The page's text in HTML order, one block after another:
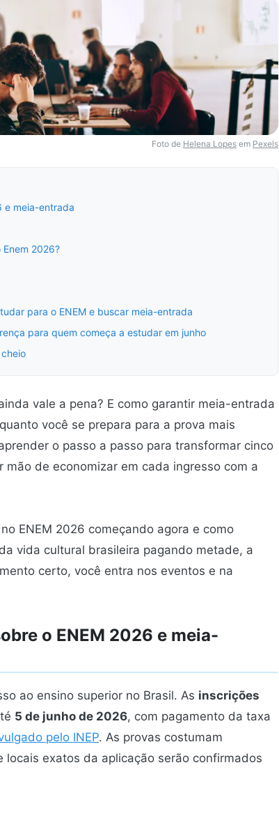
Foto de Helena Lopes em Pexels
e meia-entrada
2026?
para o ENEM e buscar meia-entrada
para quem começa a estudar em junho
vale a pena? E como garantir meia-entrada
você se prepara para a prova mais
o passo a passo para transformar cinco
de economizar em cada ingresso com a
ENEM 2026 começando agora e como
vida cultural brasileira pagando metade, a
certo, você entra nos eventos e na
o ENEM 2026 e meia-
ao ensino superior no Brasil. As inscrições
5 de junho de 2026, com pagamento da taxa
pelo INEP. As provas costumam
exatos da aplicação serão confirmados